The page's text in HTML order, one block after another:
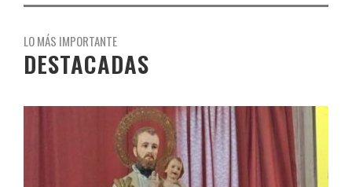
LO MÁS IMPORTANTE
DESTACADAS